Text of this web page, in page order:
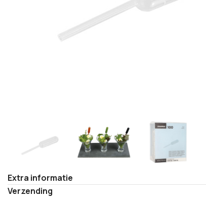
Extra informatie
Verzending